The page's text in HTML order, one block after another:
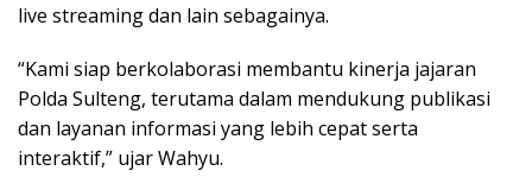
live streaming dan lain sebagainya.
“Kami siap berkolaborasi membantu kinerja jajaran
Polda Sulteng, terutama dalam mendukung publikasi
dan layanan informasi yang lebih cepat serta
interaktif,” ujar Wahyu.